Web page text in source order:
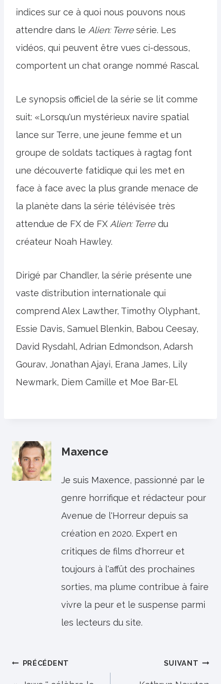
indices sur ce à quoi nous pouvons nous
attendre dans le Alien: Terresérie. Les
vidéos, qui peuvent être vues ci-dessous,
comportent un chat orange nommé Rascal.
Le synopsis officiel de la série se lit comme
suit: «Lorsqu'un mystérieux navire spatial
lance sur Terre, une jeune femme et un
groupe de soldats tactiques à ragtag font
une découverte fatidique qui les met en
face à face avec la plus grande menace de
la planète dans la série télévisée très
attendue de FX de FX Alien: Terredu
créateur Noah Hawley.
Dirigé par Chandler, la série présente une
vaste distribution internationale qui
comprend Alex Lawther, Timothy Olyphant,
Essie Davis, Samuel Blenkin, Babou Ceesay,
David Rysdahl, Adrian Edmondson, Adarsh ​​
Gourav, Jonathan Ajayi, Erana James, Lily
Newmark, Diem Camille et Moe Bar-El.
Maxence
Je suis Maxence, passionné par le
genre horrifique et rédacteur pour
Avenue de l'Horreur depuis sa
création en 2020. Expert en
critiques de films d'horreur et
toujours à l'affût des prochaines
sorties, ma plume contribue à faire
vivre la peur et le suspense parmi
les lecteurs du site.
Navigation
PRÉCÉDENT SUIVANT